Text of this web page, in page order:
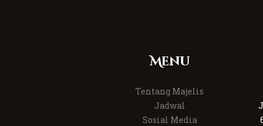
Menu
Tentang Majelis
Jadwal
Sosial Media